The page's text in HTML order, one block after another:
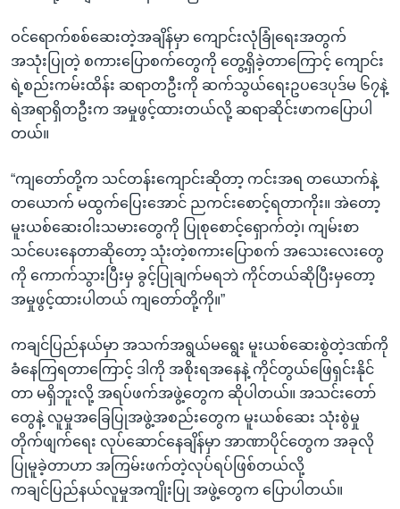
ဝင်ရောက်စစ်ဆေးတဲ့အချိန်မှာ ကျောင်းလုံခြုံရေးအတွက်
အသုံးပြုတဲ့ စကားပြောစက်တွေကို တွေ့ရှိခဲ့တာကြောင့် ကျောင်း
ရဲ့စည်းကမ်းထိန်း ဆရာတဦးကို ဆက်သွယ်ရေးဥပဒေပုဒ်မ ၆၇နဲ့
ရဲအရာရှိတဦးက အမှုဖွင့်ထားတယ်လို့ ဆရာဆိုင်းဖာကပြောပါ
တယ်။
“ကျတော်တို့က သင်တန်းကျောင်းဆိုတာ့ ကင်းအရ တယောက်နဲ့
တယောက် မထွက်ပြေးအောင် ညကင်းစောင့်ရတာကိုး။ အဲတော့
မူးယစ်ဆေးဝါးသမားတွေကို ပြုစုစောင့်ရှောက်တဲ့၊ ကျမ်းစာ
သင်ပေးနေတာဆိုတော့ သုံးတဲ့စကားပြောစက် အသေးလေးတွေ
ကို ကောက်သွားပြီးမှ ခွင့်ပြုချက်မရဘဲ ကိုင်တယ်ဆိုပြီးမှတော့
အမှုဖွင့်ထားပါတယ် ကျတော်တို့ကို။”
ကချင်ပြည်နယ်မှာ အသက်အရွယ်မရွေး မူးယစ်ဆေးစွဲတဲ့ဒဏ်ကို
ခံနေကြရတာကြောင့် ဒါကို အစိုးရအနေနဲ့ ကိုင်တွယ်ဖြေရှင်းနိုင်
တာ မရှိဘူးလို့ အရပ်ဖက်အဖွဲ့တွေက ဆိုပါတယ်။ အသင်းတော်
တွေနဲ့ လူမှုအခြေပြုအဖွဲ့အစည်းတွေက မူးယစ်ဆေး သုံးစွဲမှု
တိုက်ဖျက်ရေး လုပ်ဆောင်နေချိန်မှာ အာဏာပိုင်တွေက အခုလို
ပြုမူခဲ့တာဟာ အကြမ်းဖက်တဲ့လုပ်ရပ်ဖြစ်တယ်လို့
ကချင်ပြည်နယ်လူမှုအကျိုးပြု အဖွဲ့တွေက ပြောပါတယ်။